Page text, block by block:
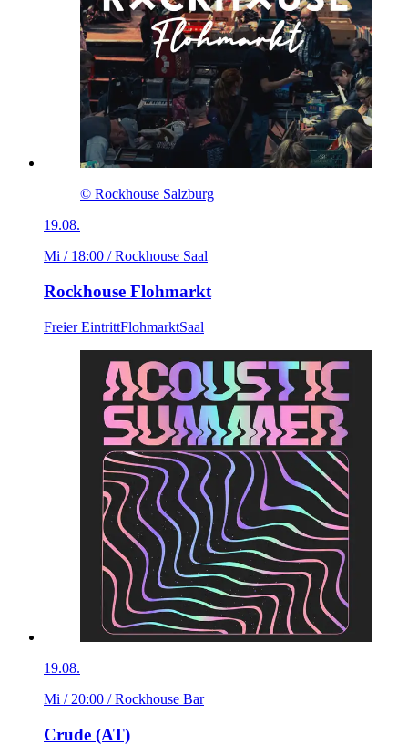
© Rockhouse Salzburg
19.08.
Mi / 18:00 / Rockhouse Saal
Rockhouse Flohmarkt
Freier EintrittFlohmarktSaal
19.08.
Mi / 20:00 / Rockhouse Bar
Crude (AT)